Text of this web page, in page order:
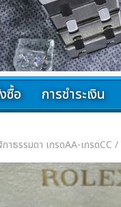
ซื้อ การชำระเงิน
าธรรมดา เกรดAA-เกรดCC /